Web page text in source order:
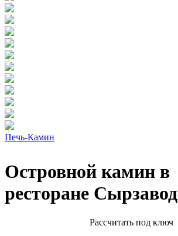
Островной камин в
ресторане Сырзавод
Печь-Камин
Расcчитать под ключ